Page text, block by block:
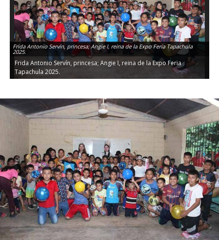
Frida Antonio Servín, princesa; Angie I, reina de la Expo Feria Tapachula
2025.
Frida Antonio Servín, princesa; Angie I, reina de la Expo Feria
Tapachula 2025.